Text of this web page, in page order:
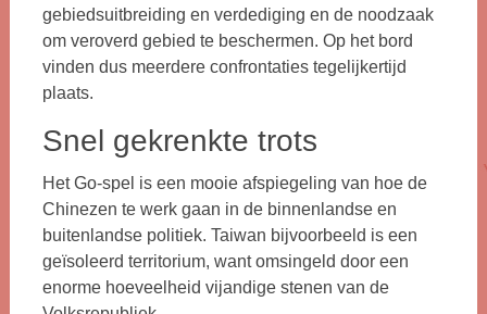
gebiedsuitbreiding en verdediging en de noodzaak
om veroverd gebied te beschermen. Op het bord
vinden dus meerdere confrontaties tegelijkertijd
plaats.
Snel gekrenkte trots
Het Go-spel is een mooie afspiegeling van hoe de
Chinezen te werk gaan in de binnenlandse en
buitenlandse politiek. Taiwan bijvoorbeeld is een
geïsoleerd territorium, want omsingeld door een
enorme hoeveelheid vijandige stenen van de